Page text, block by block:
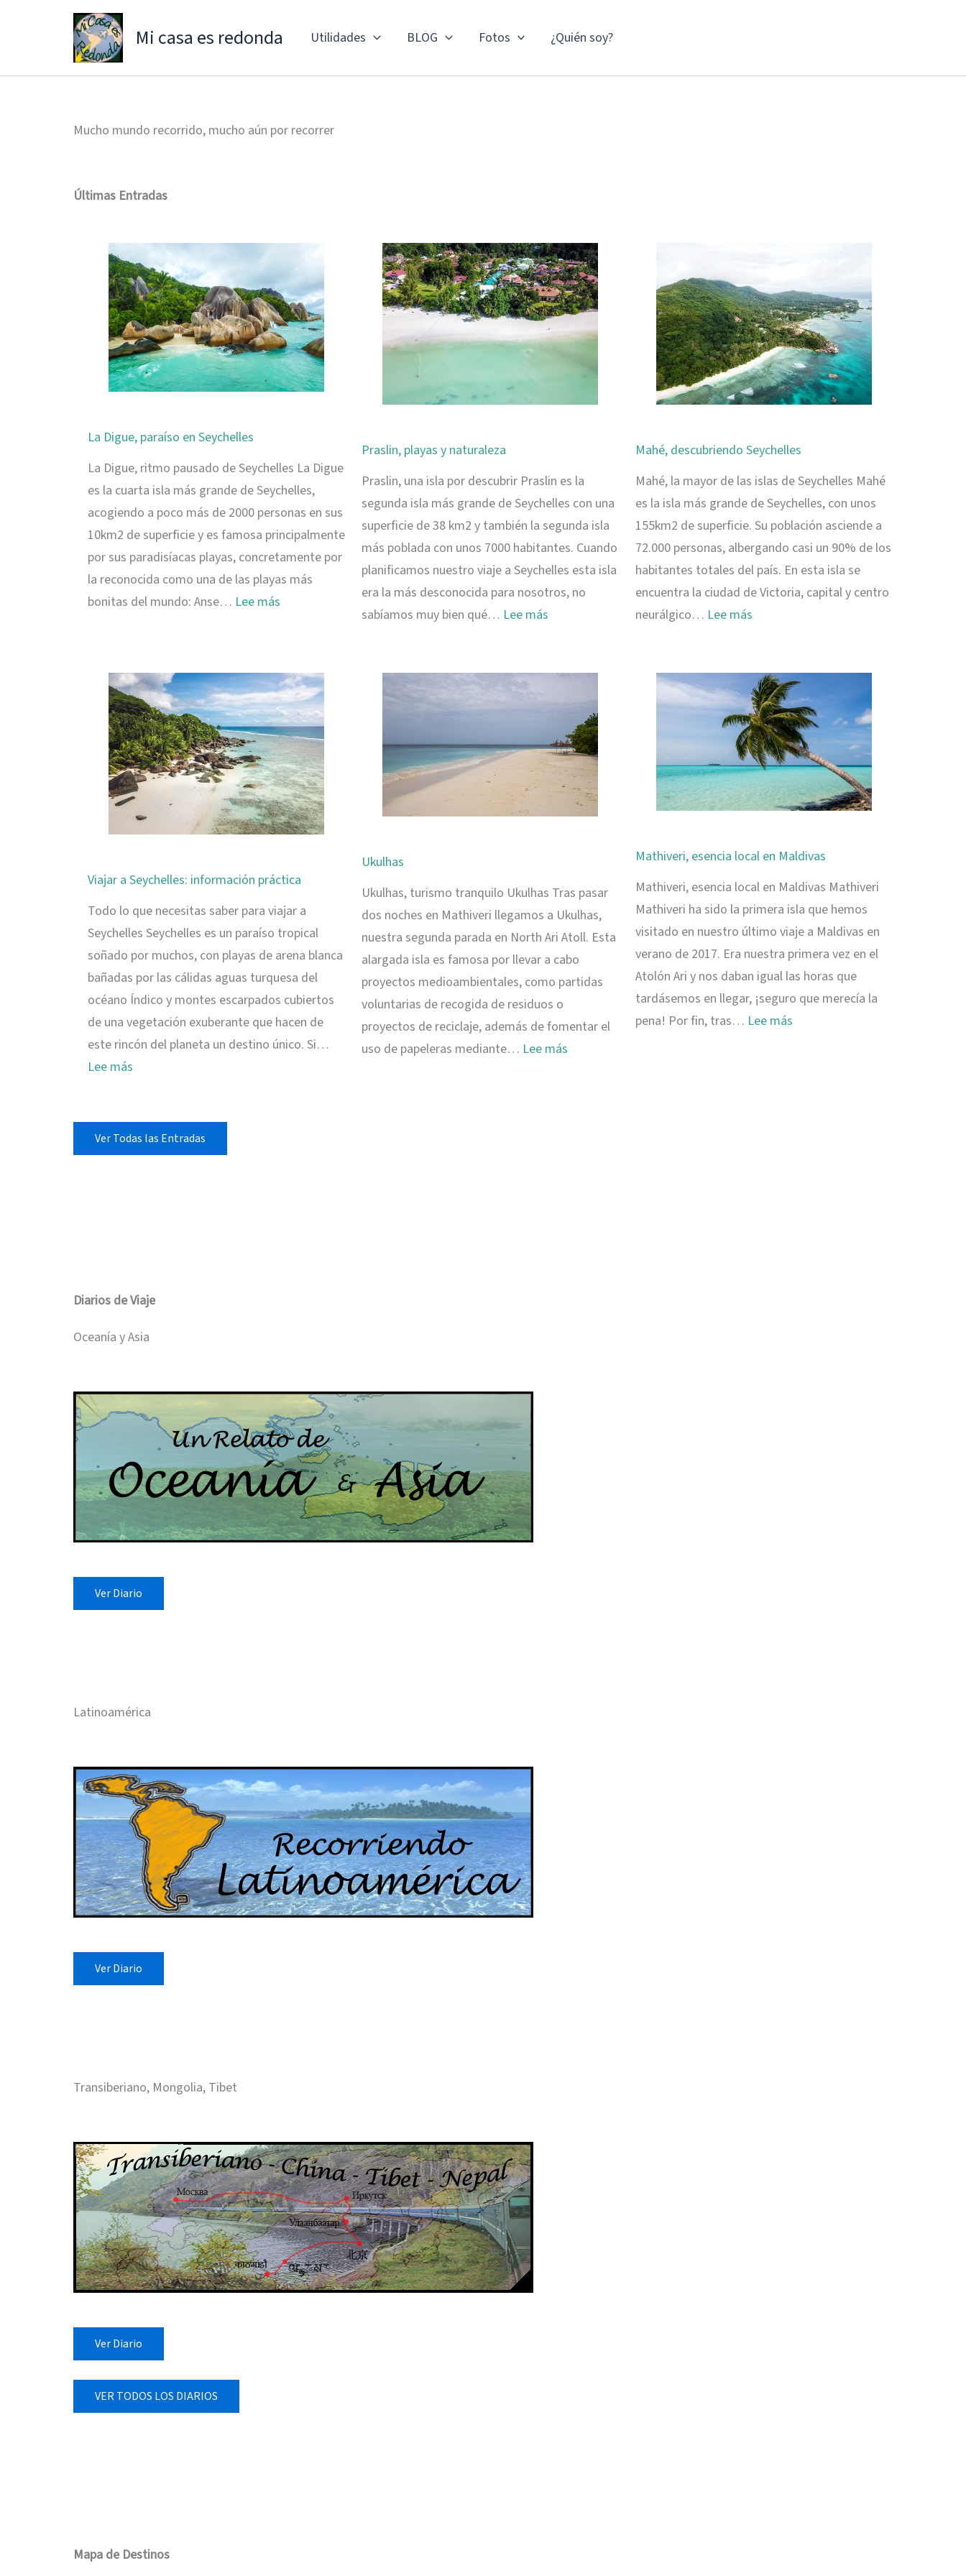
Mi casa es redonda Utilidades BLOG Fotos ¿Quién soy?
Mucho mundo recorrido, mucho aún por recorrer
Últimas Entradas
La Digue, paraíso en Seychelles
La Digue, ritmo pausado de Seychelles La Digue
es la cuarta isla más grande de Seychelles,
acogiendo a poco más de 2000 personas en sus
10km2 de superficie y es famosa principalmente
por sus paradisíacas playas, concretamente por
la reconocida como una de las playas más
bonitas del mundo: Anse… Lee más
paraíso
en
Seychelles
Praslin, playas y naturaleza
Praslin, una isla por descubrir Praslin es la
segunda isla más grande de Seychelles con una
superficie de 38 km2 y también la segunda isla
más poblada con unos 7000 habitantes. Cuando
planificamos nuestro viaje a Seychelles esta isla
era la más desconocida para nosotros, no
sabíamos muy bien qué… Lee más:
naturaleza
Mahé, descubriendo Seychelles
Mahé, la mayor de las islas de Seychelles Mahé
es la isla más grande de Seychelles, con unos
155km2 de superficie. Su población asciende a
72.000 personas, albergando casi un 90% de los
habitantes totales del país. En esta isla se
encuentra la ciudad de Victoria, capital y centro
neurálgico… Lee más:
Seychelles
Viajar a Seychelles: información práctica
Todo lo que necesitas saber para viajar a
Seychelles Seychelles es un paraíso tropical
soñado por muchos, con playas de arena blanca
bañadas por las cálidas aguas turquesa del
océano Índico y montes escarpados cubiertos
de una vegetación exuberante que hacen de
este rincón del planeta un destino único. Si…
Lee más
Seychelles:
información
Ukulhas
Ukulhas, turismo tranquilo Ukulhas Tras pasar
dos noches en Mathiveri llegamos a Ukulhas,
nuestra segunda parada en North Ari Atoll. Esta
alargada isla es famosa por llevar a cabo
proyectos medioambientales, como partidas
voluntarias de recogida de residuos o
proyectos de reciclaje, además de fomentar el
uso de papeleras mediante… Lee más:
Mathiveri, esencia local en Maldivas
Mathiveri, esencia local en Maldivas Mathiveri
Mathiveri ha sido la primera isla que hemos
visitado en nuestro último viaje a Maldivas en
verano de 2017. Era nuestra primera vez en el
Atolón Ari y nos daban igual las horas que
tardásemos en llegar, ¡seguro que merecía la
pena! Por fin, tras… Lee más:
Ver Todas las Entradas
Diarios de Viaje
Oceanía y Asia
Ver Diario
Latinoamérica
Ver Diario
Transiberiano, Mongolia, Tibet
Ver Diario
VER TODOS LOS DIARIOS
Mapa de Destinos